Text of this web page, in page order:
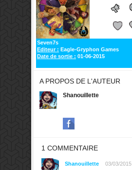
Seven7s
Editeur : Eagle-Gryphon Games
Date de sortie : 01-06-2015
A PROPOS DE L'AUTEUR
Shanouillette
1 COMMENTAIRE
Shanouillette 03/03/2015